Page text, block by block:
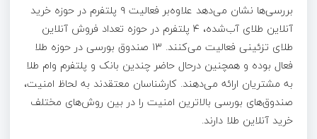
بررسی‌ها نشان می‌دهد علاوه‌بر فعالیت ۹ پلتفرم در حوزه خرید
آنلاین طلای آب‌شده، ۴ پلتفرم در حوزه تعداد فروش آنلاین
طلای تزئینی فعالیت می‌کنند. ۱۳ صندوق بورسی در حوزه طلا
فعال بوده و همچنین درحال حاضر چندین بانک و پلتفرم وام طلا
به مشتریان ارائه می‌دهند. کارشناسان معتقدند به لحاظ امنیت،
صندوق‌های بورسی بالاترین امنیت را در بین روش‌های مختلف
خرید آنلاین طلا دارند.